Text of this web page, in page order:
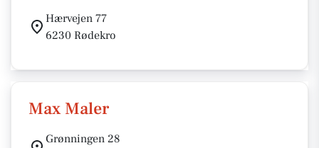
Hærvejen 77
6230 Rødekro
Max Maler
Grønningen 28